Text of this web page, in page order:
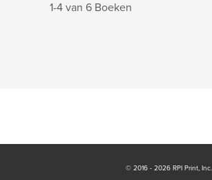
1-4 van 6 Boeken
© 2016 - 2026 RPI Print, Inc.